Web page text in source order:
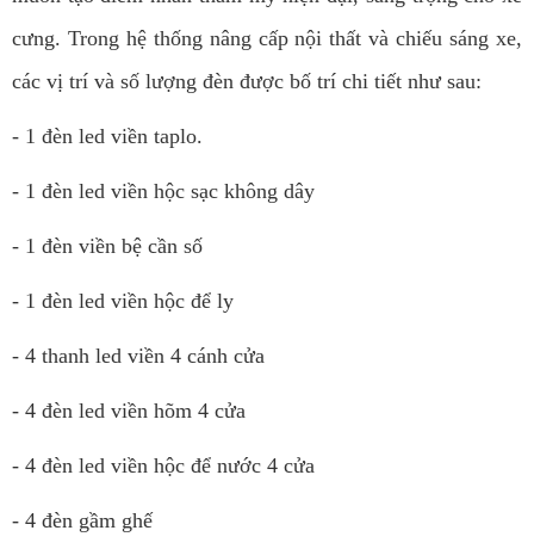
cưng. Trong hệ thống nâng cấp nội thất và chiếu sáng xe,
các vị trí và số lượng đèn được bố trí chi tiết như sau:
- 1 đèn led viền taplo.
- 1 đèn led viền hộc sạc không dây
- 1 đèn viền bệ cần số
- 1 đèn led viền hộc để ly
- 4 thanh led viền 4 cánh cửa
- 4 đèn led viền hõm 4 cửa
- 4 đèn led viền hộc để nước 4 cửa
- 4 đèn gầm ghế